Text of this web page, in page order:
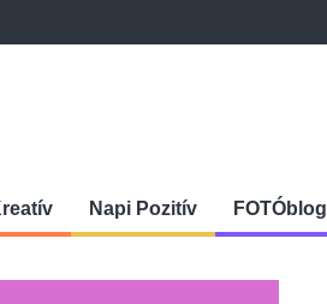
Napi Pozitív FOTÓblog